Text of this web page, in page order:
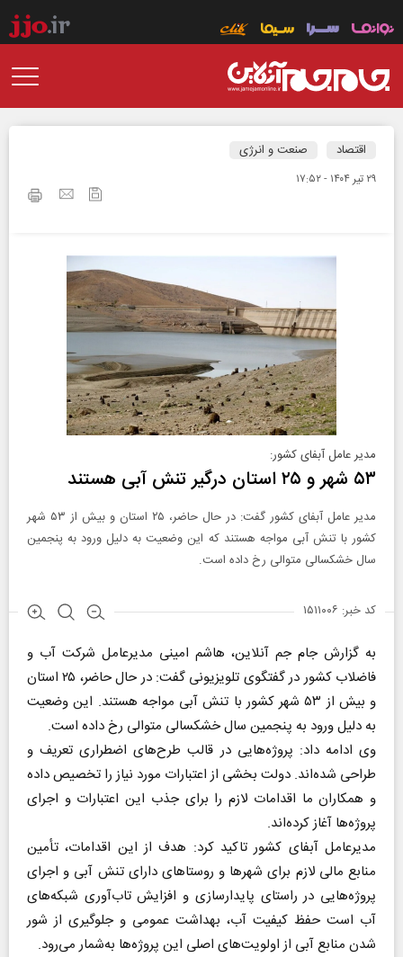
اقتصاد صنعت و انرژی
۲۹ تير ۱۴۰۴ - ۱۷:۵۲
مدیر عامل آبفای کشور:
۵۳ شهر و ۲۵ استان درگیر تنش آبی هستند
مدیر عامل آبفای کشور گفت: در حال حاضر، ۲۵ استان و بیش از ۵۳ شهر
کشور با تنش آبی مواجه هستند که این وضعیت به دلیل ورود به پنجمین
سال خشکسالی متوالی رخ داده است.
کد خبر: ۱۵۱۱۰۰۶
به گزارش جام جم آنلاین، هاشم امینی مدیرعامل شرکت آب و
فاضلاب کشور در گفتگوی تلویزیونی گفت: در حال حاضر، ۲۵ استان
و بیش از ۵۳ شهر کشور با تنش آبی مواجه هستند. این وضعیت
به دلیل ورود به پنجمین سال خشکسالی متوالی رخ داده است.
وی ادامه داد: پروژه‌هایی در قالب طرح‌های اضطراری تعریف و
طراحی شده‌اند. دولت بخشی از اعتبارات مورد نیاز را تخصیص داده
و همکاران ما اقدامات لازم را برای جذب این اعتبارات و اجرای
پروژه‌ها آغاز کرده‌اند.
مدیرعامل آبفای کشور تاکید کرد: هدف از این اقدامات، تأمین
منابع مالی لازم برای شهرها و روستاهای دارای تنش آبی و اجرای
پروژه‌هایی در راستای پایدارسازی و افزایش تاب‌آوری شبکه‌های
آب است حفظ کیفیت آب، بهداشت عمومی و جلوگیری از شور
شدن منابع آبی از اولویت‌های اصلی این پروژه‌ها به‌شمار می‌رود.